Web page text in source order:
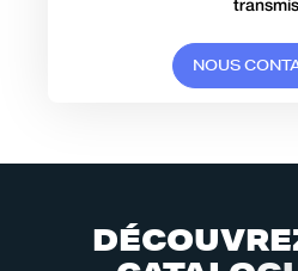
NOUS CONT
DÉCOUVRE